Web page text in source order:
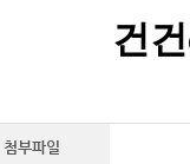
건
첨부파일